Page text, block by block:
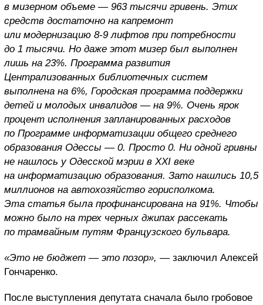
в мизерном объеме — 963 тысячи гривень. Этих
средств достаточно на капремонт
или модернизацию 8-9 лифтов при потребности
до 1 тысячи. Но даже этот мизер был выполнен
лишь на 23%. Программа развития
Централизованных библиотечных систем
выполнена на 6%, Городская программа поддержки
детей и молодых инвалидов — на 9%. Очень ярок
процент исполнения запланированных расходов
по Программе информатизации общего среднего
образования Одессы — 0. Просто 0. Ни одной гривны
не нашлось у Одесской мэрии в XXI веке
на информатизацию образования. Зато нашлись 10,5
миллионов на автохозяйство горисполкома.
Эта статья была профинансирована на 91%. Чтобы
можно было на трех черных джипах рассекать
по трамвайным путям Французского бульвара.
«Это не бюджет — это позор», — заключил Алексей
Гончаренко.
После выступления депутата сначала было гробовое